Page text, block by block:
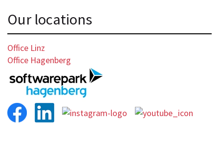
Our locations
Office Linz
Office Hagenberg